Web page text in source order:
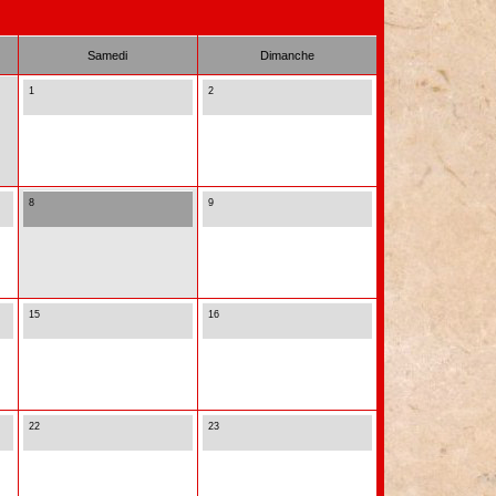
Samedi Dimanche
1 2
8 9
15 16
22 23